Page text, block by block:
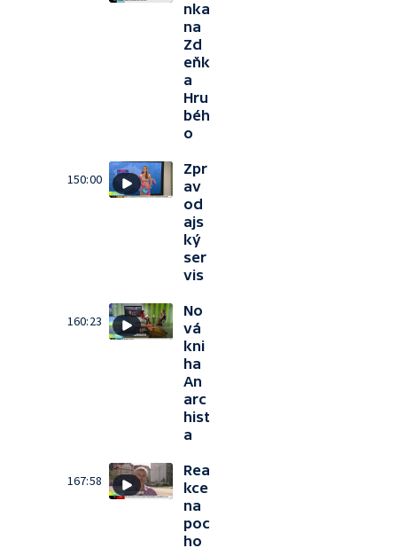
nka
na
Zd
eňk
a
Hru
béh
o
150:00
Zpr
av
od
ajs
ký
ser
vis
160:23
No
vá
kni
ha
An
arc
hist
a
167:58
Rea
kce
na
poc
ho